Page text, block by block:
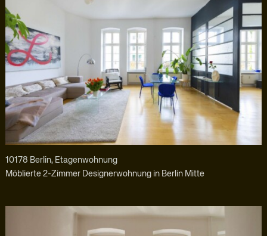
10178 Berlin, Etagenwohnung
Möblierte 2-Zimmer Designerwohnung in Berlin Mitte